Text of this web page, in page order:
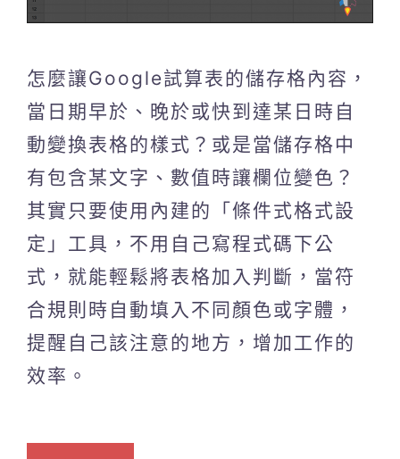
怎麼讓Google試算表的儲存格內容，
當日期早於、晚於或快到達某日時自
動變換表格的樣式？或是當儲存格中
有包含某文字、數值時讓欄位變色？
其實只要使用內建的「條件式格式設
定」工具，不用自己寫程式碼下公
式，就能輕鬆將表格加入判斷，當符
合規則時自動填入不同顏色或字體，
提醒自己該注意的地方，增加工作的
效率。